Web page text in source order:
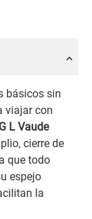
básicos sin
viajar con
L Vaude
cierre de
que todo
espejo
la